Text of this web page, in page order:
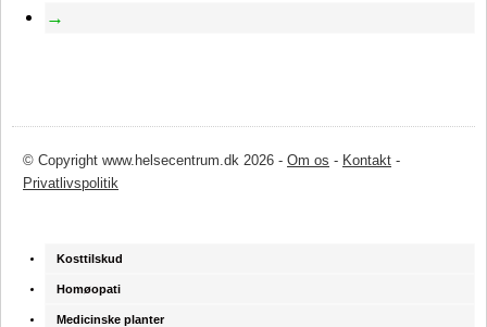
→
© Copyright www.helsecentrum.dk 2026 - Om os - Kontakt -
Privatlivspolitik
Kosttilskud
Homøopati
Medicinske planter